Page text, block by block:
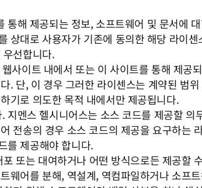
해 제공되는 정보, 소프트웨어 및 문서에
상대로 사용자가 기존에 동의한 해당 라이
선합니다.
사이트 내에서 또는 이 사이트를 통해 제공
. 단, 이 경우 그러한 라이센스는 계약된 범
기로 의도한 목적 내에서만 제공됩니다.
멘스 헬시니어스는 소스 코드를 제공할
전송의 경우 소스 코드의 제공을 요구하는
를 제공해야 합니다.
또는 대여하거나 어떤 방식으로든 제공할
웨어를 분해, 역설계, 역컴파일하거나 소프